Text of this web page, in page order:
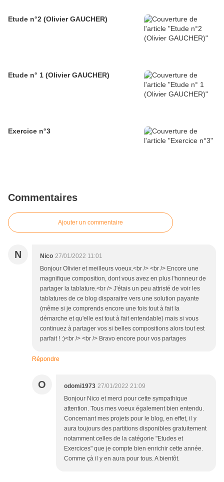
Etude n°2 (Olivier GAUCHER)
Etude n° 1 (Olivier GAUCHER)
Exercice n°3
Commentaires
Ajouter un commentaire
N Nico 27/01/2022 11:01
Bonjour Olivier et meilleurs voeux.<br /> <br /> Encore une
magnifique composition, dont vous avez en plus l'honneur de
partager la tablature.<br /> J'étais un peu attristé de voir les
tablatures de ce blog disparaitre vers une solution payante
(même si je comprends encore une fois tout à fait la
démarche et qu'elle est tout à fait entendable) mais si vous
continuez à partager vos si belles compositions alors tout est
parfait ! :)<br /> <br /> Bravo encore pour vos partages
Répondre
O odomi1973 27/01/2022 21:09
Bonjour Nico et merci pour cette sympathique
attention. Tous mes voeux également bien entendu.
Concernant mes projets pour le blog, en effet, il y
aura toujours des partitions disponibles gratuitement
notamment celles de la catégorie "Etudes et
Exercices" que je compte bien enrichir cette année.
Comme çà il y en aura pour tous. A bientôt.